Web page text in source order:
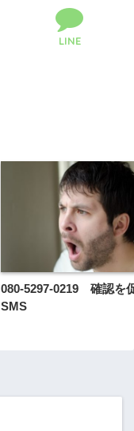
LINE
080-5297-0219 確認を
SMS